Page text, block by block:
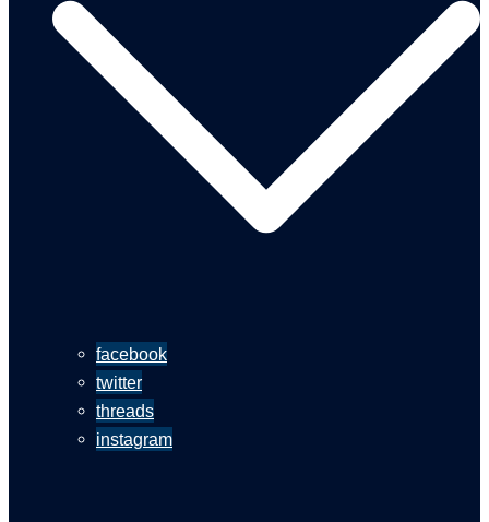
facebook
twitter
threads
instagram